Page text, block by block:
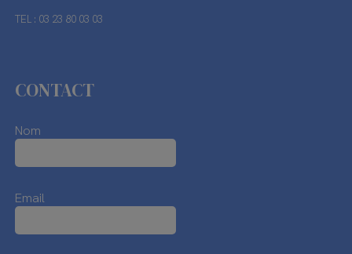
TEL : 03 23 80 03 03
CONTACT
Nom
Email